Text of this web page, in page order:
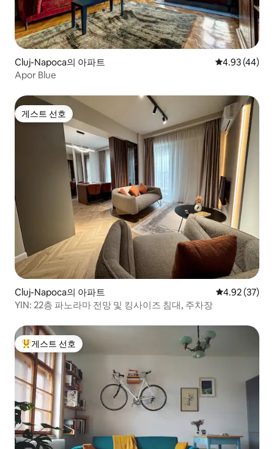
Cluj-Napoca의 아파트 평점 4.93점(5
4.93 (44)
Apor Blue
게스트 선호
게스트 선호
Cluj-Napoca의 아파트 평점 4.92점(5
4.92 (37)
YIN: 22층 파노라마 전망 및 킹사이즈 침대, 주차장
상위 게스트 선호
게스트 선호